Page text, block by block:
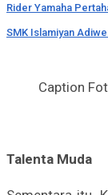
Rider Yamaha
SMK Islamiyan
Caption
Talenta Muda